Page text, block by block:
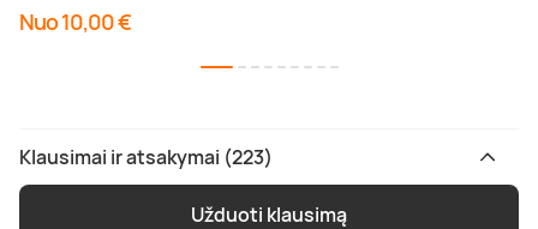
Nuo 10,00 €
Klausimai ir atsakymai (223)
Užduoti klausimą